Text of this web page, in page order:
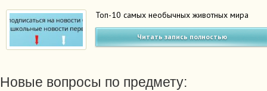
Топ-10 самых необычных животных мира
Читать запись полностью
Новые вопросы по предмету: